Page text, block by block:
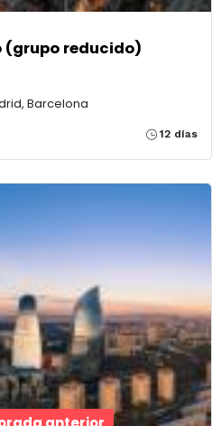
(grupo reducido)
Barcelona
12 días